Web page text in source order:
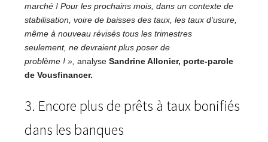
marché ! Pour les prochains mois, dans un contexte de
stabilisation, voire de baisses des taux, les taux d’usure,
même à nouveau révisés tous les trimestres
seulement, ne devraient plus poser de
problème ! », analyse Sandrine Allonier, porte-parole
de Vousfinancer.
3. Encore plus de prêts à taux bonifiés
dans les banques